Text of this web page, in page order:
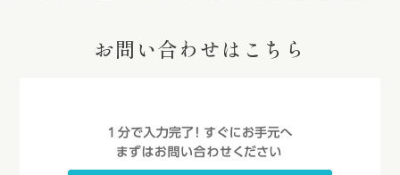
の情報サイト】
https://www.mcsg.co.jp/kent
＿＿
お問い合わせはこちら